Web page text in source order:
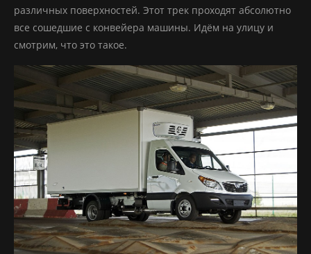
различных поверхностей. Этот трек проходят абсолютно
все сошедшие с конвейера машины. Идём на улицу и
смотрим, что это такое.